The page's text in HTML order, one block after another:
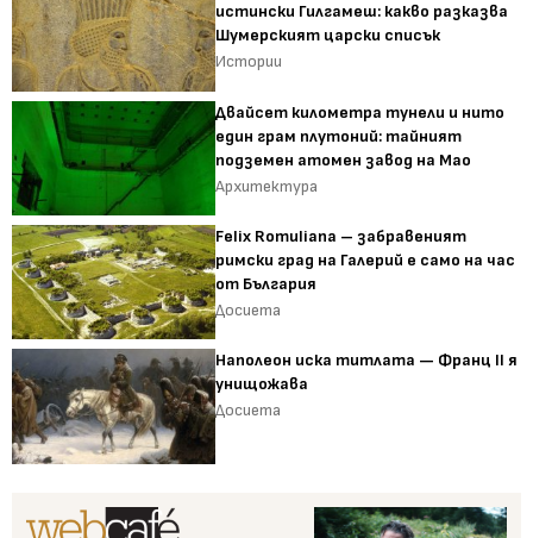
истински Гилгамеш: какво разказва
Шумерският царски списък
Истории
Двайсет километра тунели и нито
един грам плутоний: тайният
подземен атомен завод на Мао
Архитектура
Felix Romuliana – забравеният
римски град на Галерий е само на час
от България
Досиета
Наполеон иска титлата — Франц II я
унищожава
Досиета